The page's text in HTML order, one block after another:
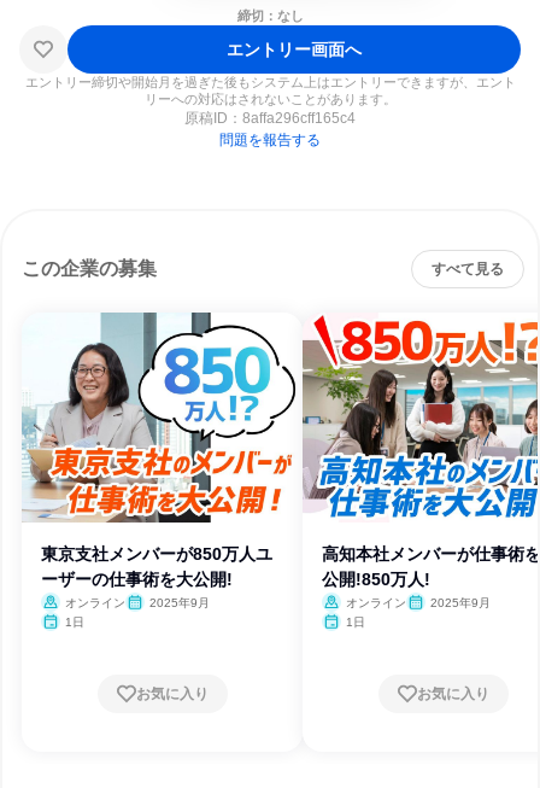
締切：なし
エントリー画面へ
エントリー締切や開始月を過ぎた後もシステム上はエントリーできますが、エント
リーへの対応はされないことがあります。
原稿ID： 8affa296cff165c4
問題を報告する
この企業の募集 すべて見る
東京支社メンバーが850万人ユ
ーザーの仕事術を大公開!
オンライン
2025年9月
1日
お気に入り
高知本社メンバーが仕事術
公開!850万人!
オンライン
2025年9月
1日
お気に入り